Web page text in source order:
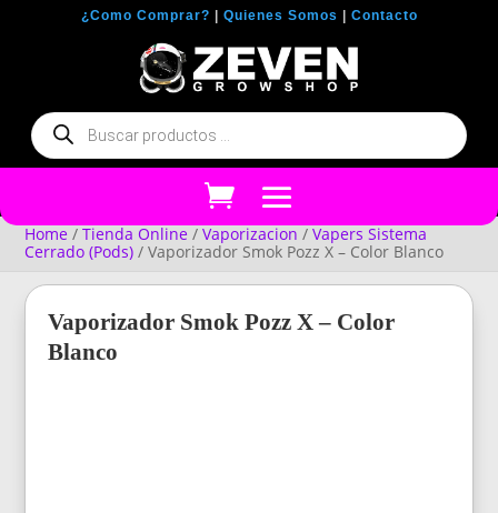
¿Como Comprar? Quienes Somos Contacto
Búsqueda
de
productos
Home /Tienda Online /Vaporizacion /Vapers Sistema
Cerrado (Pods) / Vaporizador Smok Pozz X – Color Blanco
Vaporizador Smok Pozz X – Color
Blanco